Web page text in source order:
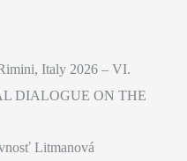
Italy 2026 – VI.
DIALOGUE ON THE
Litmanová